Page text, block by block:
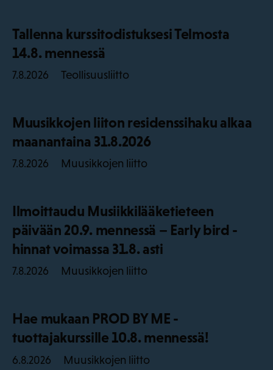
Tallenna kurssitodistuksesi Telmosta
14.8. mennessä
7.8.2026 Teollisuusliitto
Muusikkojen liiton residenssihaku alkaa
maanantaina 31.8.2026
7.8.2026 Muusikkojen liitto
Ilmoittaudu Musiikkilääketieteen
päivään 20.9. mennessä – Early bird -
hinnat voimassa 31.8. asti
7.8.2026 Muusikkojen liitto
Hae mukaan PROD BY ME -
tuottajakurssille 10.8. mennessä!
6.8.2026 Muusikkojen liitto